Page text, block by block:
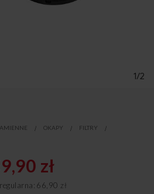
1/2
OKAPY
FILTRY
zł
66,90 zł